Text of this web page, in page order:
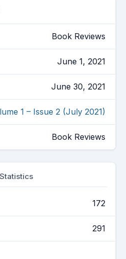
Book Reviews
June 1, 2021
June 30, 2021
1 – Issue 2 (July 2021)
Book Reviews
172
291